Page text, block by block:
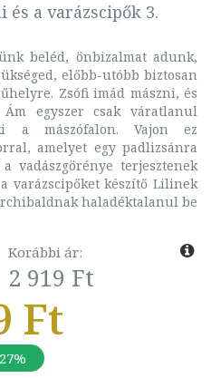
és a varázscipők 3.
beléd, önbizalmat adunk,
előbb-utóbb biztosan
Zsófi imád mászni, és
egyszer csak váratlanul
a mászófalon. Vajon ez
amelyet egy padlizsánra
vadászgörénye terjesztenek
varázscipőket készítő Lilinek
haladéktalanul be
Korábbi ár:
2 919 Ft
Ft